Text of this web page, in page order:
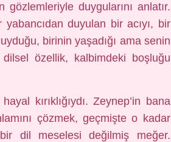
duygularını anlatır.
duyulan bir acıyı, bir
birinin yaşadığı ama senin
özellik, kalbimdeki boşluğu
kırıklığıydı. Zeynep’in bana
çözmek, geçmişte o kadar
dil meselesi değilmiş meğer.